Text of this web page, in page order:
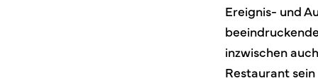
Ereignis- und
inzwischen
Restaurant